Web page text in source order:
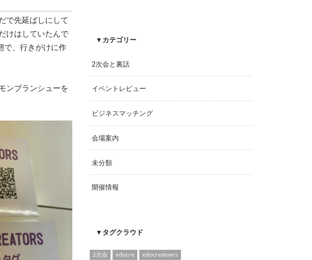
で先延ばしにして
けはしていたんで
で、行きがけに作
ンブランシューを
▼カテゴリー
2次会と裏話
イベントレビュー
ビジネスマッチング
会場案内
未分類
開催情報
▼タグクラウド
2次会 edocre
edocreatoers